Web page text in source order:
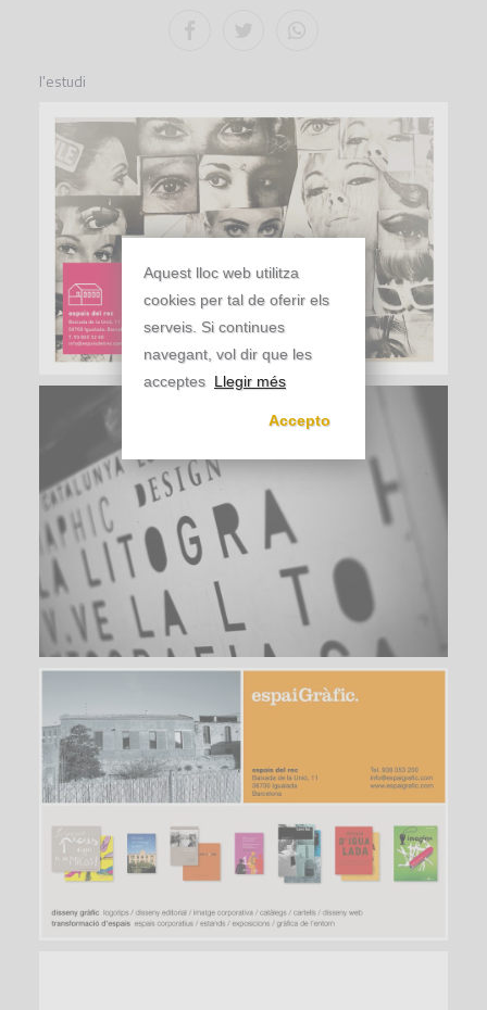
l'estudi
Aquest lloc web utilitza
cookies per tal de oferir els
serveis. Si continues
navegant, vol dir que les
acceptes Llegir més
Accepto